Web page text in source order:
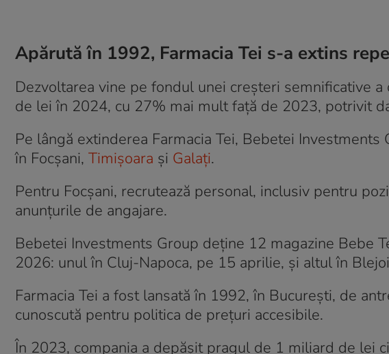
Apărută în 1992, Farmacia Tei s-a extins
Dezvoltarea vine pe fondul unei creșteri semnificative
de lei în 2024, cu 27% mai mult față de 2023, potrivit
Pe lângă extinderea Farmacia Tei, Bebetei
în Focșani, Timișoara și Galați.
Pentru Focșani, recrutează personal, inclusiv pentru
anunțurile de angajare.
Bebetei Investments Group deține 12 magazine Bebe
2026: unul în Cluj-Napoca, pe 15 aprilie, și altul în
Farmacia Tei a fost lansată în 1992, în București, de
cunoscută pentru politica de prețuri accesibile.
În 2023, compania a depășit pragul de 1 miliard de lei